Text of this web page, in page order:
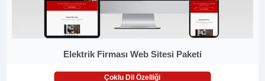
Elektrik Firması Web Sitesi Paketi
Çoklu Dil Özelliği